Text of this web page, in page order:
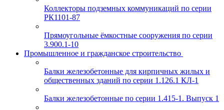
Коллекторы подземных коммуникаций по серии
РК1101-87
Прямоугольные ёмкостные сооружения по серии
3.900.1-10
Промышленное и гражданское строительство
Балки железобетонные для кирпичных жилых и
общественных зданий по серии 1.126.1 КЛ-1
Балки железобетонные по серии 1.415-1. Выпуск 1